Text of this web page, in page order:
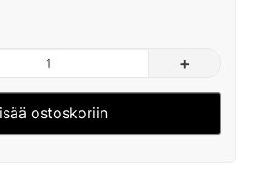
+
ostoskoriin